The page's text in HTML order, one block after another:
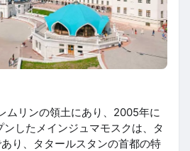
ムリンの領土にあり、2005年に
したメインジュマモスクは、タ
り、タタールスタンの首都の特